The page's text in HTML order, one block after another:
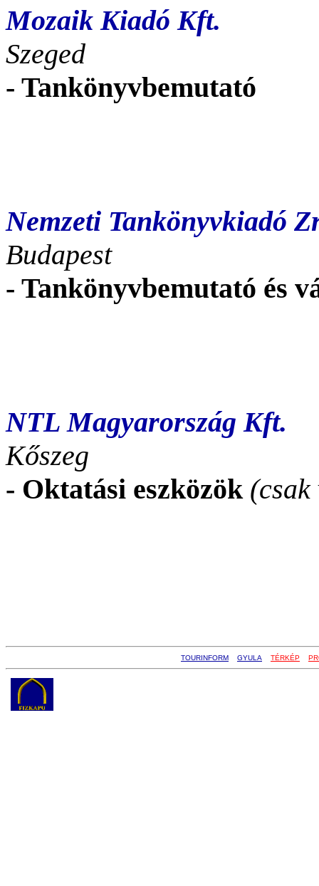
Mozaik Kiadó Kft.
Szeged
- Tankönyvbemutató
Nemzeti Tankönyvkiadó
Budapest
- Tankönyvbemutató és
NTL Magyarország Kft.
Kőszeg
- Oktatási eszközök (csak
TOURINFORM GYULA TÉRKÉP